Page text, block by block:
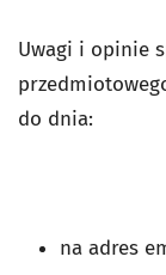
Uwagi i opinie
do dnia:
27
na adres